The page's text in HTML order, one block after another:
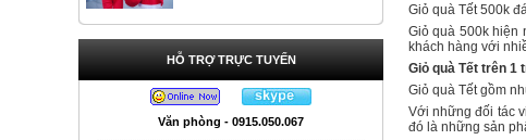
HỖ TRỢ TRỰC TUYẾN
Văn phòng - 0915.050.067
Giỏ quà Tết 500k
Giỏ quà 500k hiện
khách hàng với
Giỏ quà Tết trên 1
Giỏ quà Tết gồm
Với những đối tác
đó là những sản